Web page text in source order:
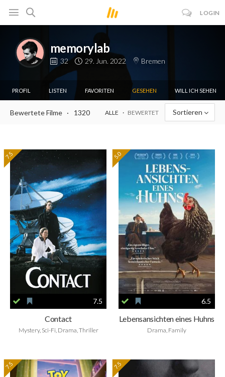
LOGIN
memorylab
32 29. Jun. 2022 Bremen
PROFIL LISTEN FAVORITEN GESEHEN WILL ICH SEHEN
Bewertete Filme 1320 ALLE BEWERTET Sortieren
7.5
7.5
Contact
Mystery, Sci-Fi, Drama, Thriller
5.0
6.5
Lebensansichten eines Huhns
Drama, Family
7.5 7.5